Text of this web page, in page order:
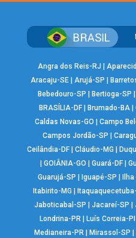
Angra dos Reis-RJ |
Aracaju-SE | Arujá-SP |
Bebedouro-SP |Bertioga-SP
BRASÍLIA-DF| Brumado-BA|
Caldas Novas-GO |Campo
Campos Jordão-SP |
Ceilândia-DF| Cláudio-MG |
| GOIÂNIA-GO | Guará-DF|
Guarujá-SP | Iguapé-SP | Ilha
Itabirito-MG |
Jaboticabal-SP | Jacareí-SP |
Londrina-PR | Luís Correia-PI
Medianeira-PR |Mirassol-SP |